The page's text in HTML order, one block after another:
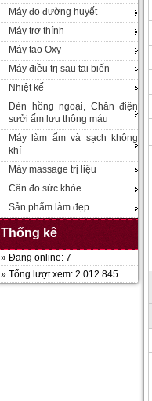
Máy đo đường huyết
Máy trợ thính
Máy tạo Oxy
Máy điều trị sau tai biến
Nhiệt kế
Đèn hồng ngoại, Chăn điện
sưởi ấm lưu thông máu
Máy làm ẩm và sạch không
khí
Máy massage trị liệu
Cân đo sức khỏe
Sản phẩm làm đẹp
Thống kê
» Đang online: 7
» Tổng lượt xem: 2.012.845